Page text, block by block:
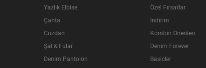
Yazlık Elbise
Çanta
Cüzdan
Şal & Fular
Denim Pantolon
Özel Fırsatlar
İndirim
Kombin Önerileri
Denim Forever
Basicler